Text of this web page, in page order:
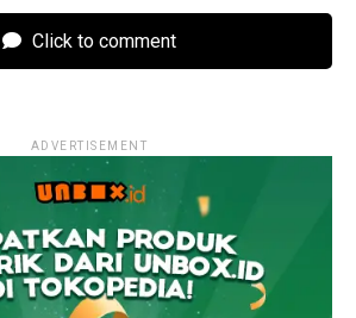
Click to comment
ADVERTISEMENT